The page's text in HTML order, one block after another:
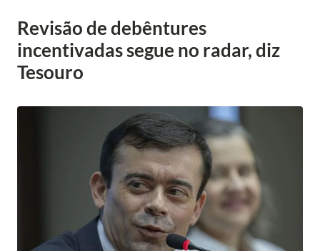
Revisão de debêntures
incentivadas segue no radar, diz
Tesouro